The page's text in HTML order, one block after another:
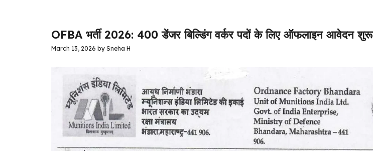
OFBA भर्ती 2026: 400 डेंजर बिल्डिंग वर्कर पदों के लिए ऑफलाइन आवेदन शुरू
March 13, 2026 by Sneha H